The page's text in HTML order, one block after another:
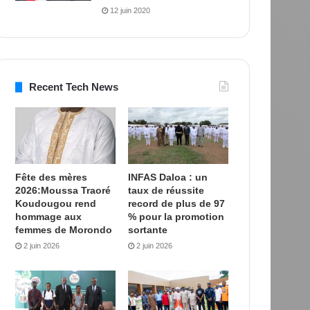
12 juin 2020
Recent Tech News
Fête des mères
2026:Moussa Traoré
Koudougou rend
hommage aux
femmes de Morondo
2 juin 2026
INFAS Daloa : un
taux de réussite
record de plus de 97
% pour la promotion
sortante
2 juin 2026